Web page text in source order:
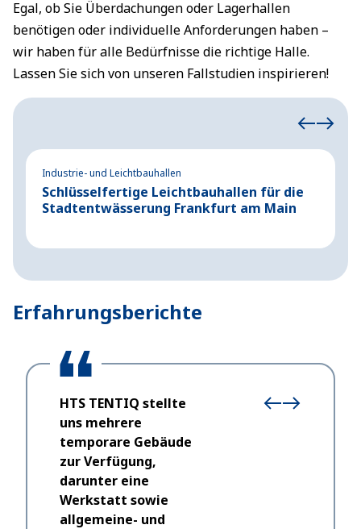
Egal, ob Sie Überdachungen oder Lagerhallen
benötigen oder individuelle Anforderungen haben –
wir haben für alle Bedürfnisse die richtige Halle.
Lassen Sie sich von unseren Fallstudien inspirieren!
Industrie- und Leichtbauhallen
Schlüsselfertige Leichtbauhallen für die
Stadtentwässerung Frankfurt am Main
Erfahrungsberichte
HTS TENTIQ stellte
uns mehrere
temporare Gebäude
zur Verfügung,
darunter eine
Werkstatt sowie
allgemeine- und